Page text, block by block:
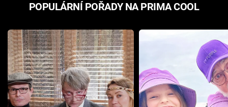
POPULÁRNÍ POŘADY NA PRIMA COOL